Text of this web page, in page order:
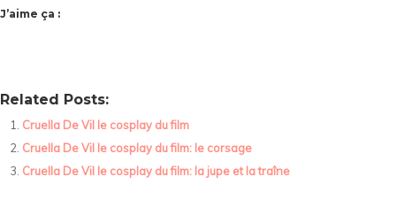
J’aime ça :
Related Posts:
Cruella De Vil le cosplay du film
Cruella De Vil le cosplay du film: le corsage
Cruella De Vil le cosplay du film: la jupe et la traîne